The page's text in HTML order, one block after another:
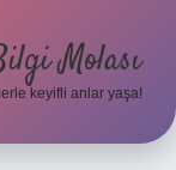
Molası
keyifli anlar yaşa!